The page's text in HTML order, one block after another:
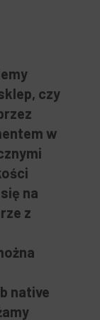
czy
w
na
z
native